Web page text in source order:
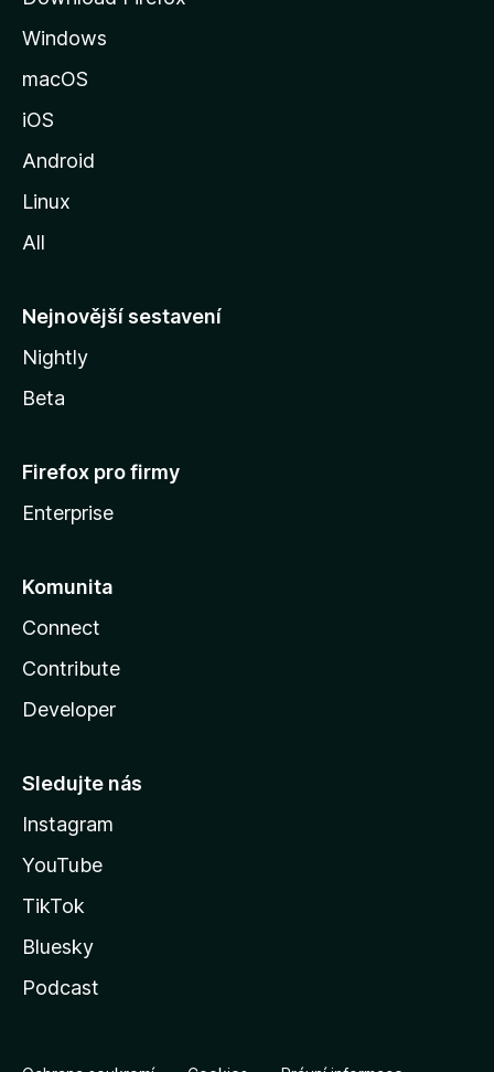
á
n
M
o
l
y
Windows
macOS
iOS
Android
Linux
All
Nejnovější sestavení
Nightly
Beta
Firefox pro firmy
Enterprise
Komunita
Connect
Contribute
Developer
Sledujte nás
Instagram
YouTube
TikTok
Bluesky
Podcast